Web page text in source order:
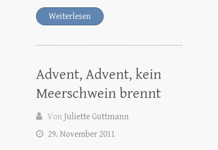
Weiterlesen
Advent, Advent, kein
Meerschwein brennt
Von Juliette Guttmann
29. November 2011